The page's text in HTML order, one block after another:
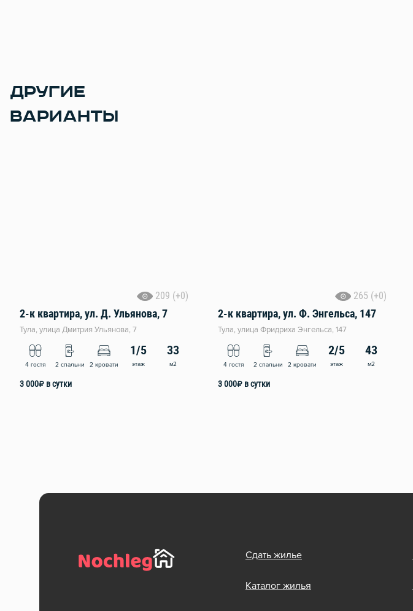
ДРУГИЕ
ВАРИАНТЫ
209 (+0)
2-к квартира, ул. Д. Ульянова, 7
Тула, улица Дмитрия Ульянова, 7
4 гостя 2 спальни 2 кровати
1/5
этаж
33
м2
3 000₽ в сутки
265 (+0)
2-к квартира, ул. Ф. Энгельса, 147
Тула, улица Фридриха Энгельса, 147
4 гостя 2 спальни 2 кровати
2/5
этаж
43
м2
3 000₽ в сутки
Сдать жилье
Каталог жилья